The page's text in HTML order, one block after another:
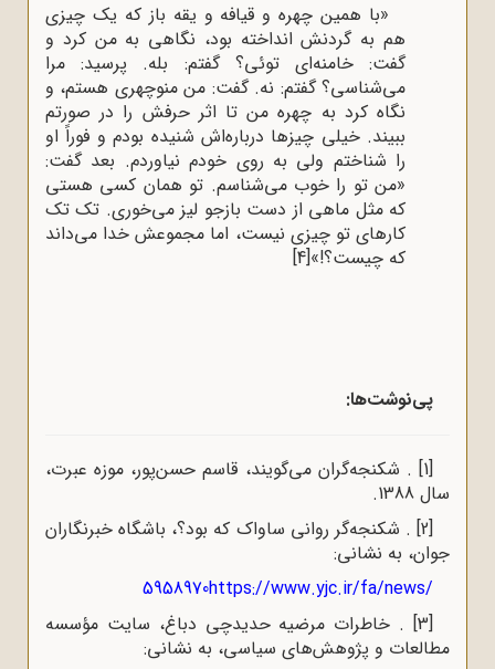
«با همین چهره و قیافه و یقه باز که یک چیزی
هم به گردنش انداخته بود، نگاهی به من کرد و
گفت: خامنه‌ای توئی؟ گفتم: بله. پرسید: مرا
می‌شناسی؟ گفتم: نه. گفت: من منوچهری هستم، و
نگاه کرد به چهره من تا اثر حرفش را در صورتم
ببیند. خیلی چیزها درباره‌اش شنیده بودم و فوراً او
را شناختم ولی به روی خودم نیاوردم. بعد گفت:
«من تو را خوب می‌شناسم. تو همان کسی هستی
که مثل ماهی از دست بازجو لیز می‌خوری. تک تک
کارهای تو چیزی نیست، اما مجموعش خدا می‌داند
که چیست؟!»[4]
پی‌نوشت‌ها:
[1]
. شکنجه‌گران می‌گویند، قاسم حسن‌پور، موزه عبرت،
سال 1388.
[2]
. شکنجه‌گر روانی ساواک که بود؟، باشگاه خبرنگاران
جوان، به نشانی:
https://www.yjc.ir/fa/news/
5958970
[3]
. خاطرات مرضیه حدیدچی دباغ، سایت مؤسسه
مطالعات و پژوهش‌های سیاسی، به نشانی: